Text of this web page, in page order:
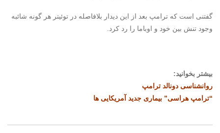
گفتنی است که ترامپ بعد از این دیدار بلافاصله در توئیتر هر گونه شائبه
وجود تنش بین خود و اوباما را رد کرد.
بیشتر بخوانید:
روانشناسی دونالد ترامپ
“ترامپ هراسی” بیماری جدید آمریکایی ها